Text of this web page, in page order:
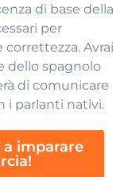
di base della
per
Avrai
dello spagnolo
di comunicare
i parlanti nativi.
a imparare